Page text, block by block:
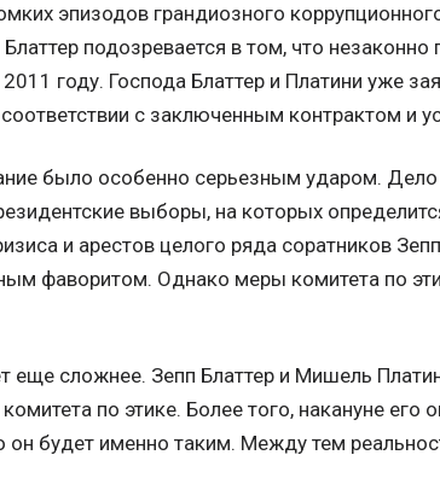
эпизодов грандиозного
подозревается в том, что
году. Господа Блаттер и Платини уже
с заключенным контрактом и
было особенно серьезным ударом. Дело
выборы, на которых
и арестов целого ряда соратников
фаворитом. Однако меры комитета по
еще сложнее. Зепп Блаттер и Мишель
по этике. Более того, накануне его
он будет именно таким. Между тем